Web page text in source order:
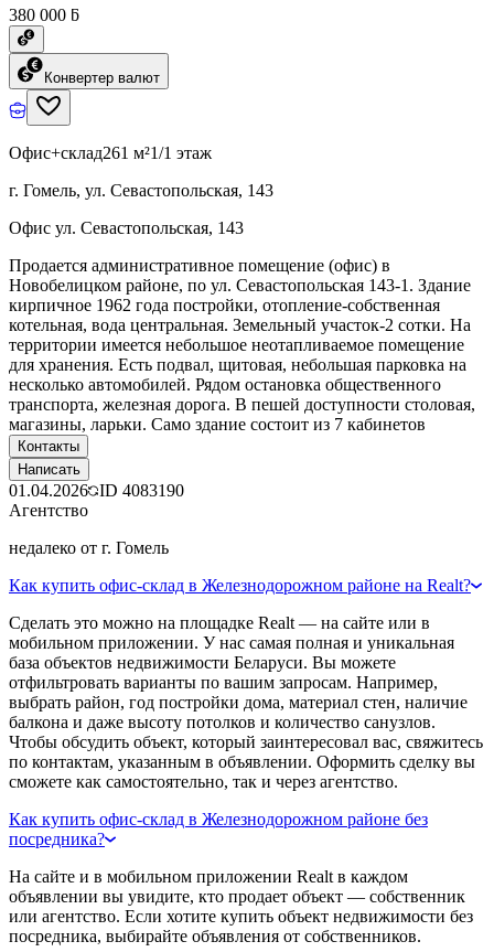
380 000 ƃ
Конвертер валют
Офис+склад261 м²1/1 этаж
г. Гомель, ул. Севастопольская, 143
Офис ул. Севастопольская, 143
Продается административное помещение (офис) в
Новобелицком районе, по ул. Севастопольская 143-1. Здание
кирпичное 1962 года постройки, отопление-собственная
котельная, вода центральная. Земельный участок-2 сотки. На
территории имеется небольшое неотапливаемое помещение
для хранения. Есть подвал, щитовая, небольшая парковка на
несколько автомобилей. Рядом остановка общественного
транспорта, железная дорога. В пешей доступности столовая,
магазины, ларьки. Само здание состоит из 7 кабинетов
Контакты
Написать
01.04.2026 ID 4083190
Агентство
недалеко от г. Гомель
Как купить офис-склад в Железнодорожном районе на Realt?
Сделать это можно на площадке Realt — на сайте или в
мобильном приложении. У нас самая полная и уникальная
база объектов недвижимости Беларуси. Вы можете
отфильтровать варианты по вашим запросам. Например,
выбрать район, год постройки дома, материал стен, наличие
балкона и даже высоту потолков и количество санузлов.
Чтобы обсудить объект, который заинтересовал вас, свяжитесь
по контактам, указанным в объявлении. Оформить сделку вы
сможете как самостоятельно, так и через агентство.
Как купить офис-склад в Железнодорожном районе без
посредника?
На сайте и в мобильном приложении Realt в каждом
объявлении вы увидите, кто продает объект — собственник
или агентство. Если хотите купить объект недвижимости без
посредника, выбирайте объявления от собственников.